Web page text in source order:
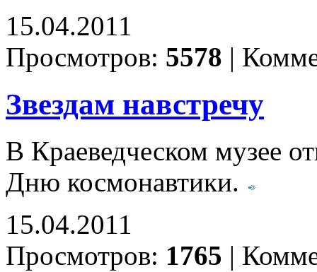
15.04.2011
Просмотров: 5578 |
Звездам навстречу
В Краеведческом музее
Дню космонавтики.
15.04.2011
Просмотров: 1765 |